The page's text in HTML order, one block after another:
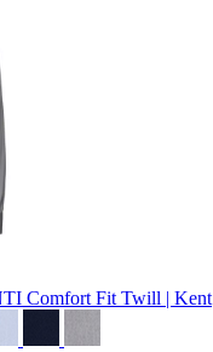
Comfort Fit Twill | Kent